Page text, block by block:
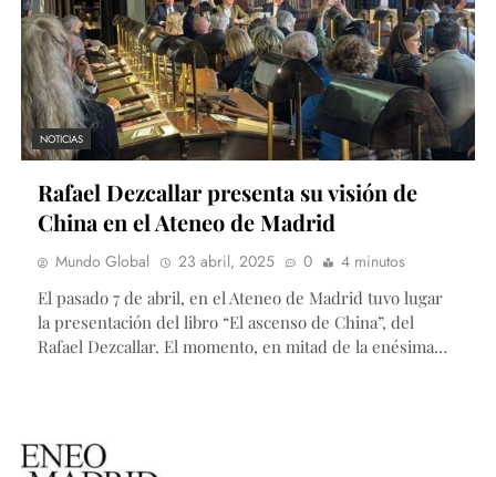
NOTICIAS
Rafael Dezcallar presenta su visión de
China en el Ateneo de Madrid
Mundo Global 23 abril, 2025 0
4 minutos
El pasado 7 de abril, en el Ateneo de Madrid tuvo lugar
la presentación del libro “El ascenso de China”, del
Rafael Dezcallar. El momento, en mitad de la enésima…